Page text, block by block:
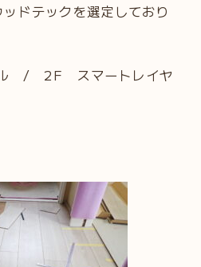
ドテックを選定しており
/ 2F スマートレイヤ